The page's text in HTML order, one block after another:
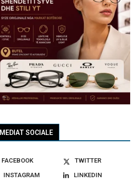
MEDIAT SOCIALE
FACEBOOK
TWITTER
INSTAGRAM
LINKEDIN